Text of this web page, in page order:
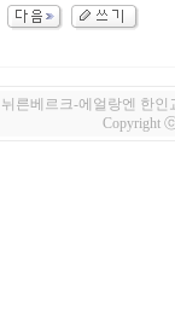
뉘른베르크-에얼랑엔 한인
Copyright